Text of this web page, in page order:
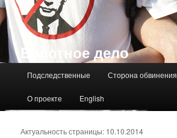
Болотное дело
Подследственные Сторона обвинения
О проекте English
Актуальность страницы: 10.10.2014